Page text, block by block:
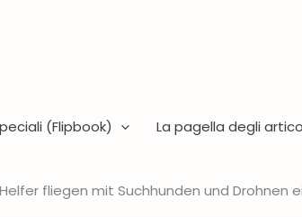
(Flipbook) La pagella degli
fliegen mit Suchhunden und